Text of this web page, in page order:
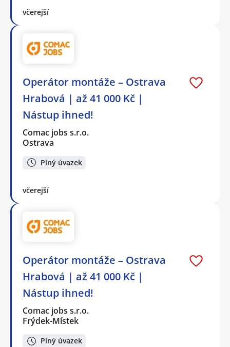
včerejší
Operátor montáže – Ostrava
Hrabová | až 41 000 Kč |
Nástup ihned!
Comac jobs s.r.o.
Ostrava
Plný úvazek
včerejší
Operátor montáže – Ostrava
Hrabová | až 41 000 Kč |
Nástup ihned!
Comac jobs s.r.o.
Frýdek-Místek
Plný úvazek